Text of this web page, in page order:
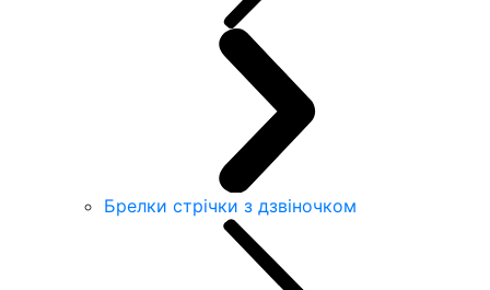
Брелки стрічки з дзвіночком